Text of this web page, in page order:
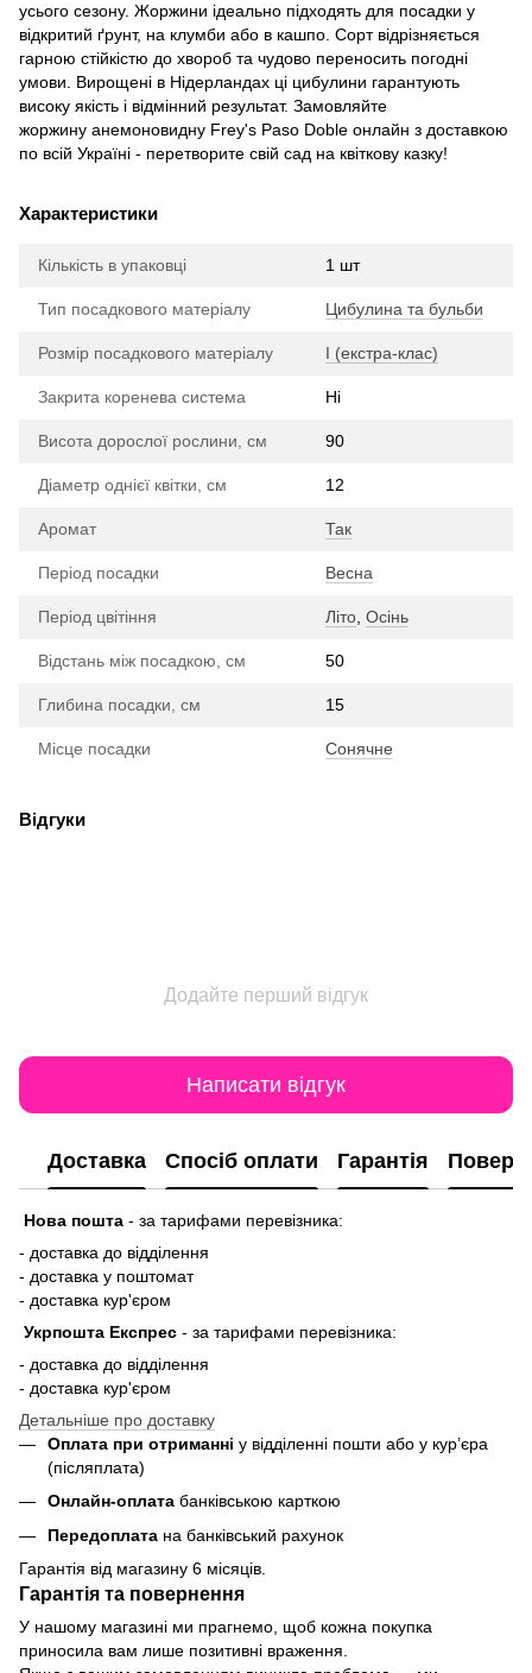
усього сезону. Жоржини ідеально підходять для посадки у
відкритий ґрунт, на клумби або в кашпо. Сорт відрізняється
гарною стійкістю до хвороб та чудово переносить погодні
умови. Вирощені в Нідерландах ці цибулини гарантують
високу якість і відмінний результат. Замовляйте
жоржину анемоновидну Frey's Paso Doble онлайн з доставкою
по всій Україні - перетворите свій сад на квіткову казку!
Характеристики
Кількість в упаковці 1 шт
Тип посадкового матеріалу Цибулина та бульби
Розмір посадкового матеріалу I (екстра-клас)
Закрита коренева система Ні
Висота дорослої рослини, см 90
Діаметр однієї квітки, см 12
Аромат Так
Період посадки Весна
Період цвітіння Літо Осінь
Відстань між посадкою, см 50
Глибина посадки, см 15
Місце посадки Сонячне
Відгуки
Додайте перший відгук
Написати відгук
Доставка Спосіб оплати Гарантія
Нова пошта - за тарифами перевізника:
- доставка до відділення
- доставка у поштомат
- доставка кур'єром
Укрпошта Експрес - за тарифами перевізника:
- доставка до відділення
- доставка кур'єром
Детальніше про доставку
Оплата при отриманні у відділенні пошти або у кур’єра
(післяплата)
Онлайн-оплата банківською карткою
Передоплата на банківський рахунок
Гарантія від магазину 6 місяців.
Гарантія та повернення
У нашому магазині ми прагнемо, щоб кожна покупка
приносила вам лише позитивні враження.